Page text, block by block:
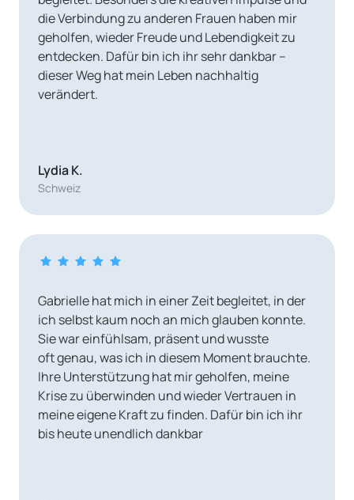
die Verbindung zu anderen Frauen haben mir
geholfen, wieder Freude und Lebendigkeit zu
entdecken. Dafür bin ich ihr sehr dankbar –
dieser Weg hat mein Leben nachhaltig
verändert.
Lydia K.
Schweiz
Gabrielle hat mich in einer Zeit begleitet, in der
ich selbst kaum noch an mich glauben konnte.
Sie war einfühlsam, präsent und wusste
oft genau, was ich in diesem Moment brauchte.
Ihre Unterstützung hat mir geholfen, meine
Krise zu überwinden und wieder Vertrauen in
meine eigene Kraft zu finden. Dafür bin ich ihr
bis heute unendlich dankbar